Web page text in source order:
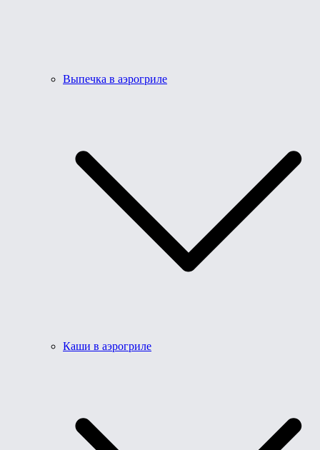
Выпечка в аэрогриле
Каши в аэрогриле